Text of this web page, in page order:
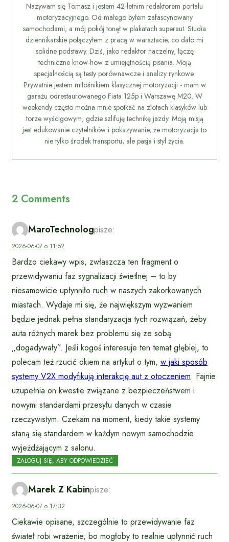
Nazywam się Tomasz i jestem 42-letnim redaktorem portalu
motoryzacyjnego. Od małego byłem zafascynowany
samochodami, a mój pokój tonął w plakatach superaut. Studia
dziennikarskie połączyłem z pracą w warsztacie, co dało mi
solidne podstawy. Dziś, jako redaktor naczelny, łączę
techniczne know-how z umiejętnością pisania. Moją
specjalnością są testy porównawcze i analizy rynkowe.
Prywatnie jestem miłośnikiem klasycznej motoryzacji - mam w
garażu odrestaurowanego Fiata 125p i Warszawę M20. W
weekendy często można mnie spotkać na zlotach klasyków lub
torze wyścigowym, gdzie szlifuję technikę jazdy. Moją misją
jest edukowanie czytelników i pokazywanie, że motoryzacja to
nie tylko środek transportu, ale pasja i styl życia.
2 Comments
MaroTechnologpisze:
2026-06-07 o 11:52
Bardzo ciekawy wpis, zwłaszcza ten fragment o
przewidywaniu faz sygnalizacji świetlnej – to by
niesamowicie upłynniło ruch w naszych zakorkowanych
miastach. Wydaje mi się, że największym wyzwaniem
będzie jednak pełna standaryzacja tych rozwiązań, żeby
auta różnych marek bez problemu się ze sobą
„dogadywały”. Jeśli kogoś interesuje ten temat głębiej, to
polecam też rzucić okiem na artykuł o tym, w jaki sposób
systemy V2X modyfikują interakcję aut z otoczeniem. Fajnie
uzupełnia on kwestie związane z bezpieczeństwem i
nowymi standardami przesyłu danych w czasie
rzeczywistym. Czekam na moment, kiedy takie systemy
staną się standardem w każdym nowym samochodzie
wyjeżdżającym z salonu.
ZALOGUJ SIĘ, ABY ODPOWIEDZIEĆ
Marek Z Kabinpisze:
2026-06-07 o 17:32
Ciekawie opisane, szczególnie to przewidywanie faz
świateł robi wrażenie, bo mogłoby to realnie upłynnić ruch